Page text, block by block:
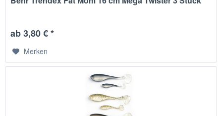
ab 3,80 € *
Merken